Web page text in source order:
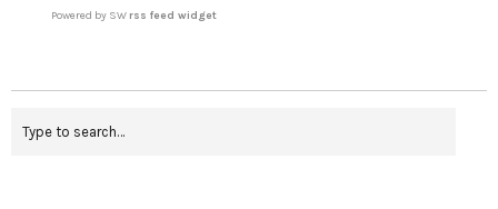
Powered by SW rss feed widget